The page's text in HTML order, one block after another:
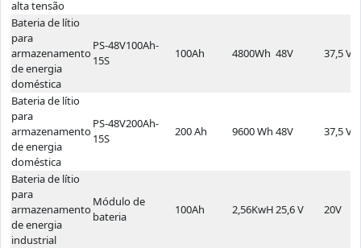
alta tensão
Bateria de lítio
para
armazenamento
de energia
doméstica
PS-48V100Ah-
15S
100Ah 4800Wh 48V 37,5 V
Bateria de lítio
para
armazenamento
de energia
doméstica
PS-48V200Ah-
15S
200 Ah 9600 Wh 48V 37,5 V
Bateria de lítio
para
armazenamento
de energia
industrial
Módulo de
bateria
100Ah 2,56KwH25,6 V 20V